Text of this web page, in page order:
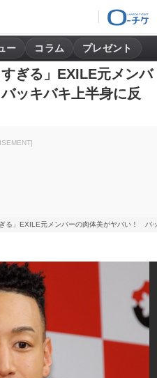
ー コラム プレゼント
ぎる」EXILE元メンバ
ッキバキ上半身に反
ぎる」EXILE元メンバーの肉体美がヤバい！ バ